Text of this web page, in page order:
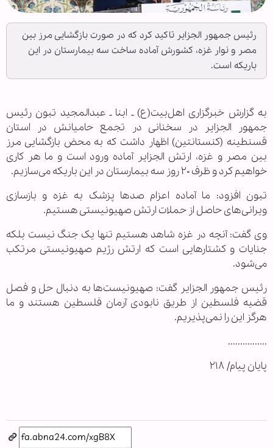
رئیس جمهور الجزایر تاکید کرد که در صورت بازگشایی مرز بین
مصر و نوار غزه، کشورش آماده ساخت سه بیمارستان در این
باریکه است.
به گزارش خبرگزاری اهل‌بیت(ع) ـ ابنا ـ عبدالمجید تبون رئیس
جمهور الجزایر در سخنانی در تجمع حامیانش در استان
قسنطینه (کنستانتین) اظهار داشت که به محض بازگشایی مرز
بین مصر و غزه، ارتش الجزایر آماده ورود است و ما هر کاری
خواهیم کرد و ظرف ۲۰ روز سه بیمارستان در این باریکه می‌سازیم.
تبون افزود: ما آماده اعزام صدها پزشک به غزه و بازسازی
ویرانی‌های حاصل از حملات ارتش صهیونیستی هستیم.
وی گفت: آنچه در غزه شاهد هستیم تنها یک جنگ نیست بلکه
جنایات و کشتارهایی است که ارتش رژیم صهیونیستی مرتکب
می‌شود.
رئیس جمهور الجزایر گفت: صهیونیست‌ها به دنبال حل و فصل
قضیه فلسطین از طریق نابودی آرمان فلسطین هستند و ما
هرگز این را نمی‌پذیریم.
................
پایان پیام/ ۲۱۸